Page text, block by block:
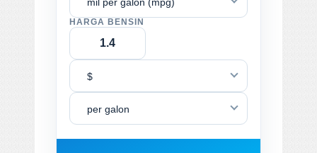
HARGA BENSIN
$
per galon